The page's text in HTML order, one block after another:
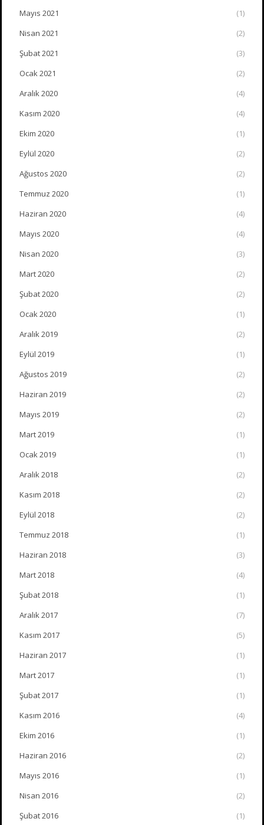
Mayıs 2021
(1)
Nisan 2021
(2)
Şubat 2021
(3)
Ocak 2021
(2)
Aralık 2020
(4)
Kasım 2020
(4)
Ekim 2020
(1)
Eylül 2020
(2)
Ağustos 2020
(2)
Temmuz 2020
(1)
Haziran 2020
(4)
Mayıs 2020
(4)
Nisan 2020
(3)
Mart 2020
(2)
Şubat 2020
(2)
Ocak 2020
(1)
Aralık 2019
(2)
Eylül 2019
(1)
Ağustos 2019
(2)
Haziran 2019
(2)
Mayıs 2019
(2)
Mart 2019
(1)
Ocak 2019
(1)
Aralık 2018
(2)
Kasım 2018
(2)
Eylül 2018
(2)
Temmuz 2018
(1)
Haziran 2018
(3)
Mart 2018
(4)
Şubat 2018
(1)
Aralık 2017
(7)
Kasım 2017
(5)
Haziran 2017
(1)
Mart 2017
(1)
Şubat 2017
(1)
Kasım 2016
(4)
Ekim 2016
(1)
Haziran 2016
(2)
Mayıs 2016
(1)
Nisan 2016
(2)
Şubat 2016
(1)